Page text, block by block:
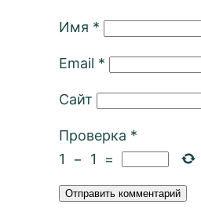
Имя *
Email *
Сайт
Проверка *
1
− 1 =